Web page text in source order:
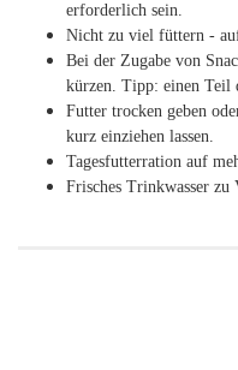
erforderlich sein.
Nicht zu viel füttern -
Bei der Zugabe von
kürzen. Tipp: einen Teil
Futter trocken geben
kurz einziehen lassen.
Tagesfutterration auf
Frisches Trinkwasser zu